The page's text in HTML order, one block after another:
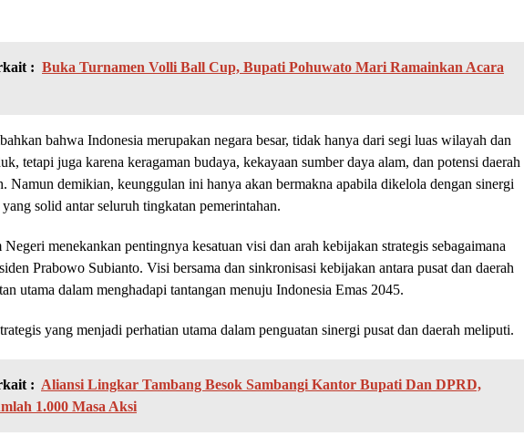
: Buka Turnamen Volli Ball Cup, Bupati Pohuwato Mari Ramainkan Acara
bahwa Indonesia merupakan negara besar, tidak hanya dari segi luas wilayah dan
tetapi juga karena keragaman budaya, kekayaan sumber daya alam, dan potensi daerah
Namun demikian, keunggulan ini hanya akan bermakna apabila dikelola dengan sinergi
solid antar seluruh tingkatan pemerintahan.
menekankan pentingnya kesatuan visi dan arah kebijakan strategis sebagaimana
Prabowo Subianto. Visi bersama dan sinkronisasi kebijakan antara pusat dan daerah
utama dalam menghadapi tantangan menuju Indonesia Emas 2045.
yang menjadi perhatian utama dalam penguatan sinergi pusat dan daerah meliputi.
: Aliansi Lingkar Tambang Besok Sambangi Kantor Bupati Dan DPRD,
1.000 Masa Aksi